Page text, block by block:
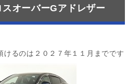
オーバーGアドレザー
けるのは２０２７年１１月までです